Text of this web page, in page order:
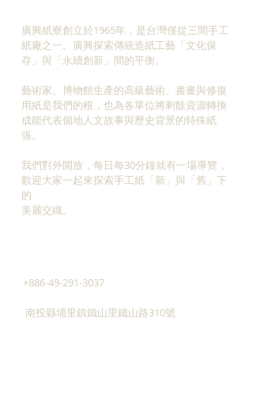
廣興紙寮創立於1965年，是台灣僅從三間手工
紙廠之一。廣興探索傳統造紙工藝「文化保
存」與「永續創新」間的平衡。
藝術家、博物館生產的高級藝術、書畫與修復
用紙是我們的根，也為各單位將剩餘資源轉換
成能代表個地人文故事與歷史背景的特殊紙
張。
我們對外開放，每日每30分鐘就有一場導覽，
​歡迎大家一起來探索手工紙「新」與「舊」下
的
美麗交織。
+886-49-291-3037
南投縣埔里鎮鐵山里鐵山路310號